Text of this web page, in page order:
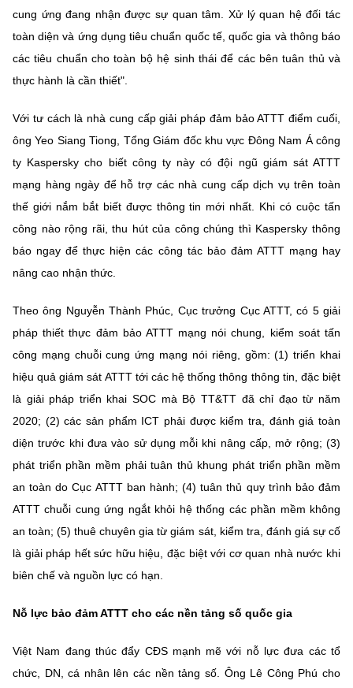
cung ứng đang nhận được sự quan tâm. Xử lý quan hệ đối tác
toàn diện và ứng dụng tiêu chuẩn quốc tế, quốc gia và thông báo
các tiêu chuẩn cho toàn bộ hệ sinh thái để các bên tuân thủ và
thực hành là cần thiết".
Với tư cách là nhà cung cấp giải pháp đảm bảo ATTT điểm cuối,
ông Yeo Siang Tiong, Tổng Giám đốc khu vực Đông Nam Á công
ty Kaspersky cho biết công ty này có đội ngũ giám sát ATTT
mạng hàng ngày để hỗ trợ các nhà cung cấp dịch vụ trên toàn
thế giới nắm bắt biết được thông tin mới nhất. Khi có cuộc tấn
công nào rộng rãi, thu hút của công chúng thì Kaspersky thông
báo ngay để thực hiện các công tác bảo đảm ATTT mạng hay
nâng cao nhận thức.
Theo ông Nguyễn Thành Phúc, Cục trưởng Cục ATTT, có 5 giải
pháp thiết thực đảm bảo ATTT mạng nói chung, kiểm soát tấn
công mạng chuỗi cung ứng mạng nói riêng, gồm: (1) triển khai
hiệu quả giám sát ATTT tới các hệ thống thông thông tin, đặc biệt
là giải pháp triển khai SOC mà Bộ TT&TT đã chỉ đạo từ năm
2020; (2) các sản phẩm ICT phải được kiểm tra, đánh giá toàn
diện trước khi đưa vào sử dụng mỗi khi nâng cấp, mở rộng; (3)
phát triển phần mềm phải tuân thủ khung phát triển phần mềm
an toàn do Cục ATTT ban hành; (4) tuân thủ quy trình bảo đảm
ATTT chuỗi cung ứng ngắt khỏi hệ thống các phần mềm không
an toàn; (5) thuê chuyên gia từ giám sát, kiểm tra, đánh giá sự cố
là giải pháp hết sức hữu hiệu, đặc biệt với cơ quan nhà nước khi
biên chế và nguồn lực có hạn.
Nỗ lực bảo đảm ATTT cho các nền tảng số quốc gia
Việt Nam đang thúc đẩy CĐS mạnh mẽ với nỗ lực đưa các tổ
chức, DN, cá nhân lên các nền tảng số. Ông Lê Công Phú cho